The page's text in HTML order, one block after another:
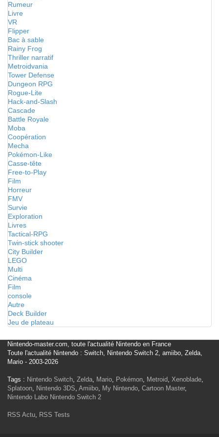
Rumeur
Livre
VR
Flipper
Bac à sable
Rainy Frog
Thriller narratif
Metroidvania
Tower Defense
Dungeon RPG
Rogue-Lite
Hack-and-Slash
Cascade
Battle Royale
Moba
Coopération
Mecha
Pokémon-Like
Casse-tête
Free-to-Play
Film
Horreur
FMV
Survie
Exploration
Livres
Tactical-RPG
Twin-stick shooter
City Builder
LEGO
Multi
Cinéma
Film
console
Autre
Deck Builder
Jeu de plateau
Nintendo-master.com, toute l'actualité Nintendo en France
Toute l'actualité Nintendo : Switch, Nintendo Switch 2, amiibo, Zelda,
Mario - 2003-2026
Tags : Nintendo Switch, Zelda, Mario, Pokémon, Metroid, Xenoblade,
Splatoon, Nintendo 3DS, Amiibo, My Nintendo, Cartoon Master,
Nintendo Labo Nintendo Switch 2
RSS Actu, RSS Tests